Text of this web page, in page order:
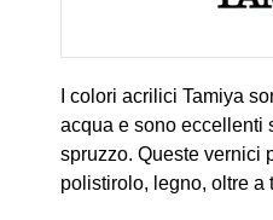
I colori acrilici Tamiya
acqua e sono eccellenti
spruzzo. Queste vernici
polistirolo, legno, oltre a